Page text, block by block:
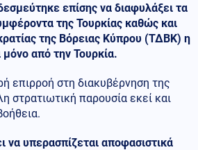
επίσης να διαφυλάξει τα
της Τουρκίας καθώς και
της Βόρειας Κύπρου (ΤΔΒΚ) η
μόνο από την Τουρκία.
επιρροή στη διακυβέρνηση της
στρατιωτική παρουσία εκεί και
να υπερασπίζεται αποφασιστικά